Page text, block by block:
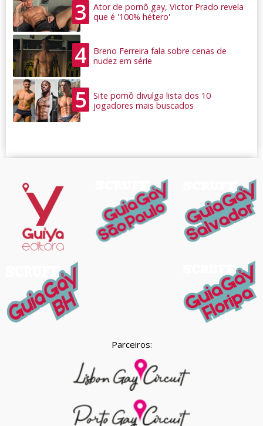
3
Ator de pornô gay, Victor Prado revela
que é '100% hétero'
4
Breno Ferreira fala sobre cenas de
nudez em série
5
Site pornô divulga lista dos 10
jogadores mais buscados
Parceiros: